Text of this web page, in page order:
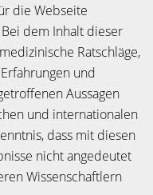
die Webseite
dem Inhalt dieser
Ratschläge,
und
Aussagen
und internationalen
dass mit diesen
nicht angedeutet
Wissenschaftlern